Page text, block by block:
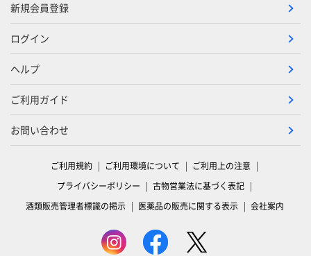
新規会員登録
ログイン
ヘルプ
ご利用ガイド
お問い合わせ
ご利用規約 ご利用環境について
ご利用上の注意
プライバシーポリシー
古物営業法に基づく表記
酒類販売管理者標識の掲示
医薬品の販売に関する表示 会社案内